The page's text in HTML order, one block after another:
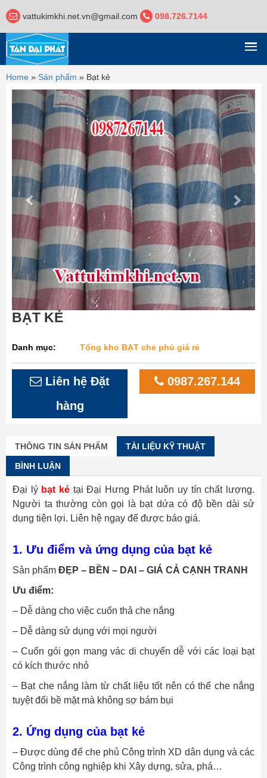
vattukimkhi.net.vn@gmail.com 098.726.7144
DANH MỤC
Home » Sản phẩm » Bạt kẻ
Previous Next
BẠT KẺ
Danh mục: Tổng kho BẠT che phủ giá rẻ
Liên hệ Đặt
hàng
0987.267.144
THÔNG TIN SẢN PHẨM TÀI LIỆU KỸ THUẬT
BÌNH LUẬN
Đại lý bạt kẻ tại Đại Hưng Phát luôn uy tín chất lượng.
Người ta thường còn gọi là bạt dứa có độ bền dài sử
dụng tiện lợi. Liên hệ ngay để được báo giá.
1. Ưu điểm và ứng dụng của bạt kẻ
Sản phẩm ĐẸP – BỀN – DAI – GIÁ CẢ CẠNH TRANH
Ưu điểm:
– Dễ dàng cho việc cuốn thả che nắng
– Dễ dàng sử dụng với mọi người
– Cuốn gói gọn mang vác di chuyển dễ với các loại bạt
có kích thước nhỏ
– Bạt che nắng làm từ chất liệu tốt nên có thể che nắng
tuyệt đối bề mặt mà không sợ bám bụi
2. Ứng dụng của bạt kẻ
– Được dùng để che phủ Công trình XD dân dụng và các
Công trình công nghiệp khi Xây dựng, sửa, phá…